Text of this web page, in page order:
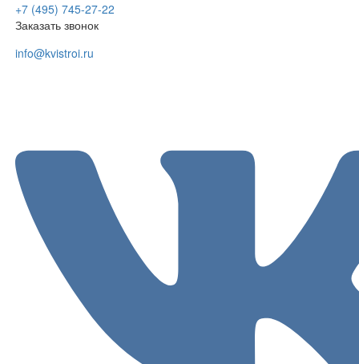
+7 (495) 745-27-22
Заказать звонок
info@kvistroi.ru